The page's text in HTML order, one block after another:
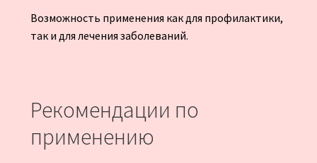
Возможность применения как для профилактики,
так и для лечения заболеваний.
Рекомендации по
применению